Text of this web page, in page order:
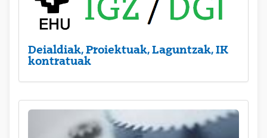
Deialdiak, Proiektuak, Laguntzak, IK
kontratuak